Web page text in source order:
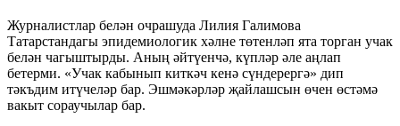
Журналистлар белән очрашуда Лилия Галимова
Татарстандагы эпидемиологик хәлне төтенләп ята торган учак
белән чагыштырды. Аның әйтүенчә, күпләр әле аңлап
бетерми. «Учак кабынып киткәч кенә сүндерергә» дип
тәкъдим итүчеләр бар. Эшмәкәрләр җайлашсын өчен өстәмә
вакыт сораучылар бар.